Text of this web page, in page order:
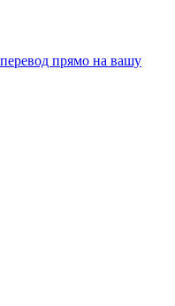
прямо на вашу